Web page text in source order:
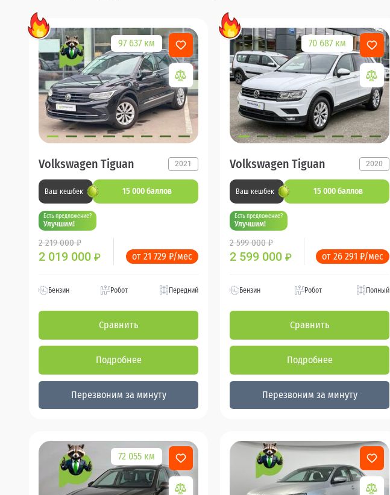
97 637 км
Volkswagen Tiguan 2021
Ваш кешбек 15 000 баллов
Есть предложение?
Улучшим!
2 219 000 ₽
2 019 000 ₽ от 21 729 ₽/мес
Бензин Робот Передний
Сравнить
Подробнее
Перезвоним за минуту
70 687 км
Volkswagen Tiguan 2020
Ваш кешбек 15 000 баллов
Есть предложение?
Улучшим!
2 599 000 ₽
2 599 000 ₽ от 26 291 ₽/мес
Бензин Робот Полный
Сравнить
Подробнее
Перезвоним за минуту
72 055 км